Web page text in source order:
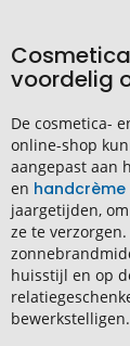
voordelig
De cosmetica-
online-shop
aangepast aan
en handcrème
jaargetijden,
ze te
huisstijl en op
bewerkstelligen.